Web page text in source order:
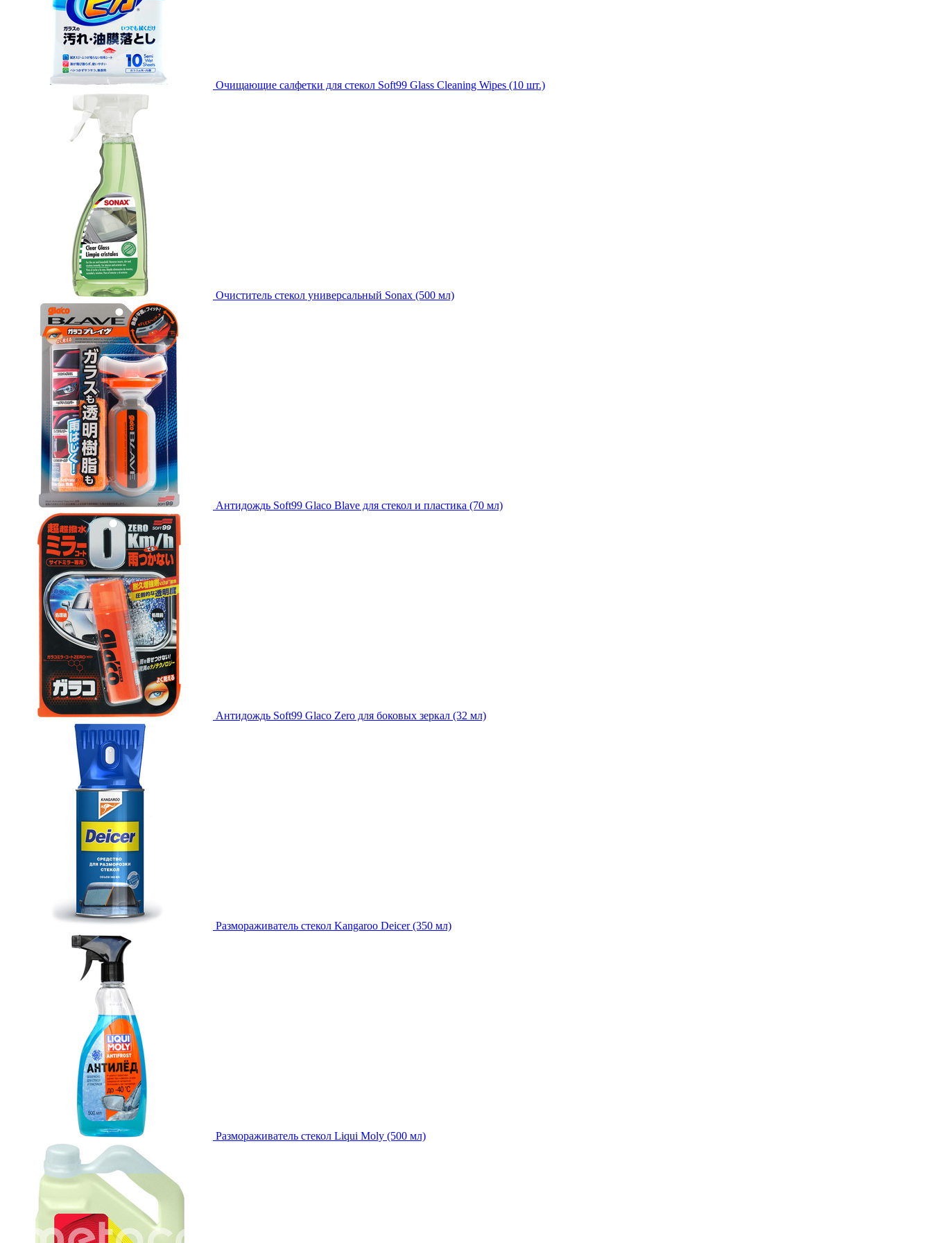
Очищающие салфетки для стекол Soft99 Glass Cleaning Wipes (10 шт.)
Очиститель стекол универсальный Sonax (500 мл)
Антидождь Soft99 Glaco Blave для стекол и пластика (70 мл)
Антидождь Soft99 Glaco Zero для боковых зеркал (32 мл)
Размораживатель стекол Kangaroo Deicer (350 мл)
Размораживатель стекол Liqui Moly (500 мл)